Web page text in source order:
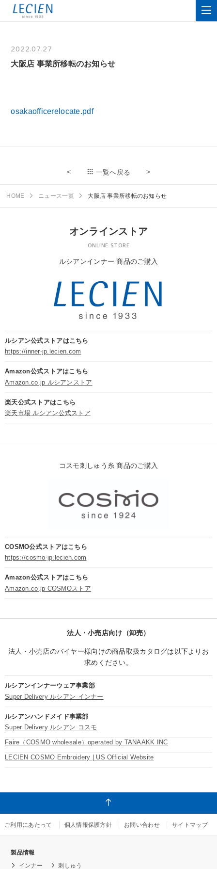
2022.07.27
大阪店 事業所移転のお知らせ
osakaofficerelocate.pdf
< 一覧へ戻る >
HOME ニュース一覧 大阪店 事業所移転のお知らせ
オンラインストア
ONLINE STORE
ルシアンインナー 商品のご購入
ルシアン公式ストアはこちら
https://inner-jp.lecien.com
Amazon公式ストアはこちら
Amazon.co.jp ルシアンストア
楽天公式ストアはこちら
楽天市場 ルシアン公式ストア
コスモ刺しゅう糸 商品のご購入
COSMO公式ストアはこちら
https://cosmo-jp.lecien.com
Amazon公式ストアはこちら
Amazon.co.jp COSMOストア
法人・小売店向け（卸売）
法人・小売店のバイヤー様向けの商品取扱カタログは以下よりお
求めください。
ルシアンインナーウェア事業部
Super Delivery ルシアン インナー
ルシアンハンドメイド事業部
Super Delivery ルシアン コスモ
Faire（COSMO wholesale）operated by TANAAKK INC
LECIEN COSMO Embroidery | US Official Website
ご利用にあたって 個人情報保護方針 お問い合わせ サイトマップ
製品情報
インナー
刺しゅう